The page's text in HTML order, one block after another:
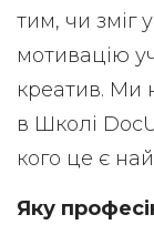
тим, чи зміг
мотивацію
креатив. Ми
в Школі
кого це є
Яку